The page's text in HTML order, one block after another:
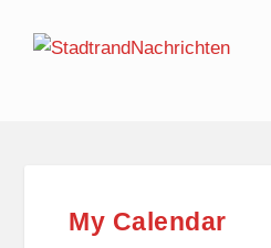
My Calendar